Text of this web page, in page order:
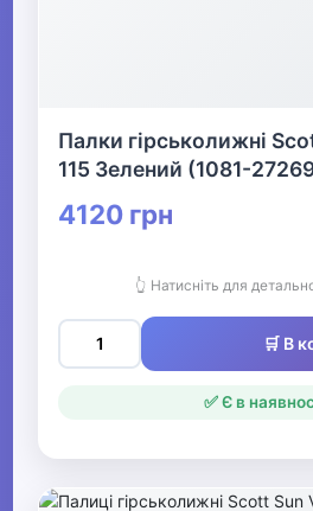
Палки гірськолижні
115 Зелений (1081-
4120 грн
👆 Натисніть для
🛒 В
✅ Є в